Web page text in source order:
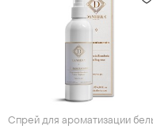
Спрей для ароматизации